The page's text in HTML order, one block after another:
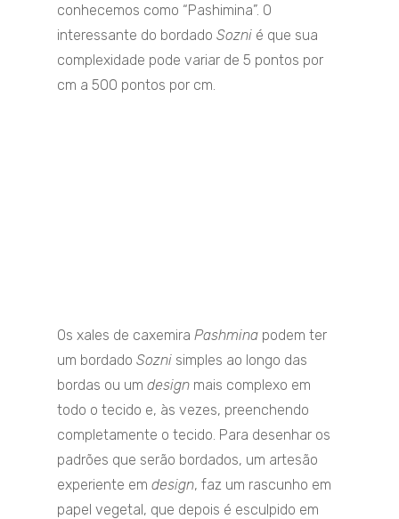
conhecemos como “Pashimina”. O
interessante do bordado Sozni é que sua
complexidade pode variar de 5 pontos por
cm a 500 pontos por cm.
Os xales de caxemira Pashmina podem ter
um bordado Sozni simples ao longo das
bordas ou um design mais complexo em
todo o tecido e, às vezes, preenchendo
completamente o tecido. Para desenhar os
padrões que serão bordados, um artesão
experiente em design, faz um rascunho em
papel vegetal, que depois é esculpido em